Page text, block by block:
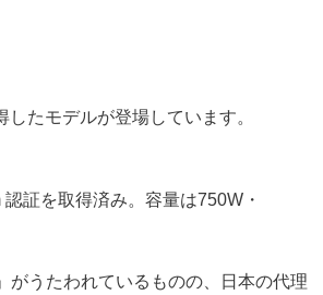
たモデルが登場しています。
証を取得済み。容量は750W・
がうたわれているものの、日本の代理